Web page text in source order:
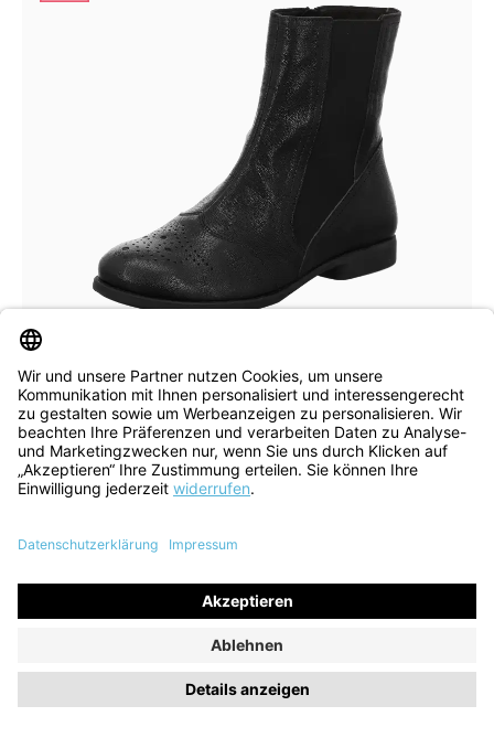
Farben
In vielen Größen verfügbar
Stiefelette Agrat schwarz
195,40 € 229,90 €ehem. UVP(15% gespart)